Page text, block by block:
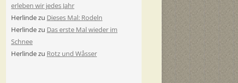
erleben wir jedes Jahr
Herlindezu Dieses Mal: Rodeln
Herlindezu Das erste Mal wieder im
Schnee
Herlindezu Rotz und Wåsser